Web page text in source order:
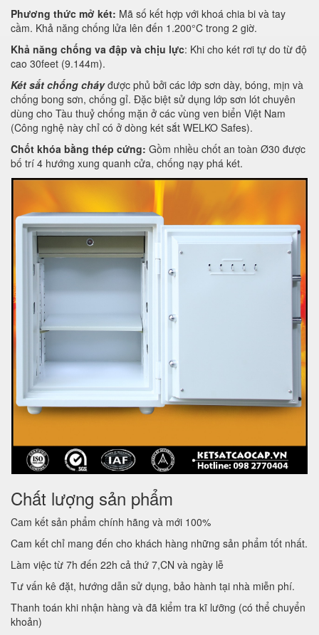
Phương thức mở két: Mã số kết hợp với khoá chia bi và tay
cầm. Khả năng chống lửa lên đến 1.200°C trong 2 giờ.
Khả năng chống va đập và chịu lực: Khi cho két rơi tự do từ độ
cao 30feet (9.144m).
Két sắt chống cháyđược phủ bởi các lớp sơn dày, bóng, mịn và
chống bong sơn, chống gỉ. Đặc biệt sử dụng lớp sơn lót chuyên
dùng cho Tàu thuỷ chống mặn ở các vùng ven biển Việt Nam
(Công nghệ này chỉ có ở dòng két sắt WELKO Safes).
Chốt khóa bằng thép cứng: Gồm nhiều chốt an toàn Ø30 được
bố trí 4 hướng xung quanh cửa, chống nạy phá két.
Chất lượng sản phẩm
Cam kết sản phẩm chính hãng và mới 100%
Cam kết chỉ mang đến cho khách hàng những sản phẩm tốt nhất.
Làm việc từ 7h đến 22h cả thứ 7,CN và ngày lễ
Tư vấn kê đặt, hướng dẫn sử dụng, bảo hành tại nhà miễn phí.
Thanh toán khi nhận hàng và đã kiểm tra kĩ lưỡng (có thể chuyển
khoản)